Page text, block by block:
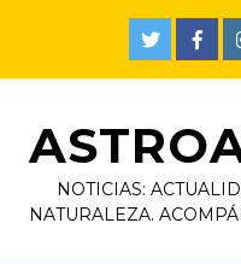
NOTICIAS:
NATURALEZA.